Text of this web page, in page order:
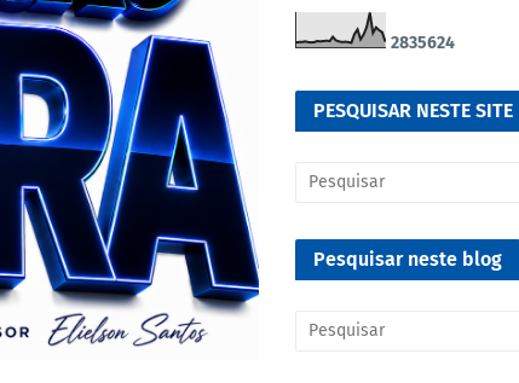
2835624
PESQUISAR NESTE SITE
Pesquisar neste blog